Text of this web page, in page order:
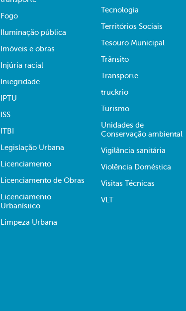
Fogo
Iluminação pública
Imóveis e obras
Injúria racial
Integridade
IPTU
ISS
ITBI
Legislação Urbana
Licenciamento
Licenciamento de Obras
Licenciamento
Urbanístico
Limpeza Urbana
Tecnologia
Territórios Sociais
Tesouro Municipal
Trânsito
Transporte
truckrio
Turismo
Unidades de
Conservação ambiental
Vigilância sanitária
Violência Doméstica
Visitas Técnicas
VLT